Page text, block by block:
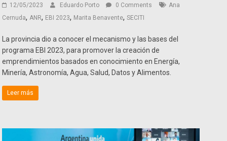
12/05/2023 Eduardo Porto 0 Comments
Ana
Cernuda, ANR, EBI 2023, Marita Benavente,SECITI
La provincia dio a conocer el mecanismo y las bases del
programa EBI 2023, para promover la creación de
emprendimientos basados en conocimiento en Energía,
Minería, Astronomía, Agua, Salud, Datos y Alimentos.
Leer más